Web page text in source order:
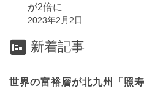
が2倍に
2023年2月2日
新着記事
世界の富裕層が北九州「照